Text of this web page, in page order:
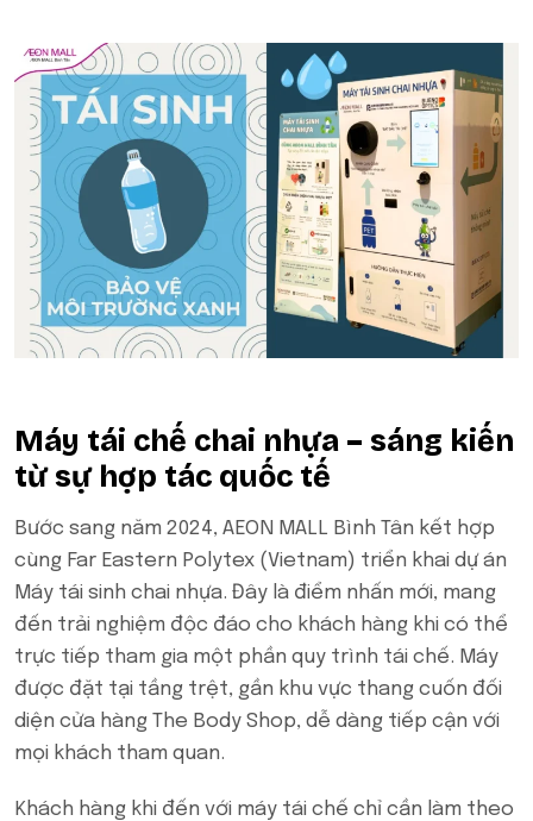
Máy tái chế chai nhựa – sáng kiến
từ sự hợp tác quốc tế
Bước sang năm 2024, AEON MALL Bình Tân kết hợp
cùng Far Eastern Polytex (Vietnam) triển khai dự án
Máy tái sinh chai nhựa. Đây là điểm nhấn mới, mang
đến trải nghiệm độc đáo cho khách hàng khi có thể
trực tiếp tham gia một phần quy trình tái chế. Máy
được đặt tại tầng trệt, gần khu vực thang cuốn đối
diện cửa hàng The Body Shop, dễ dàng tiếp cận với
mọi khách tham quan.
Khách hàng khi đến với máy tái chế chỉ cần làm theo